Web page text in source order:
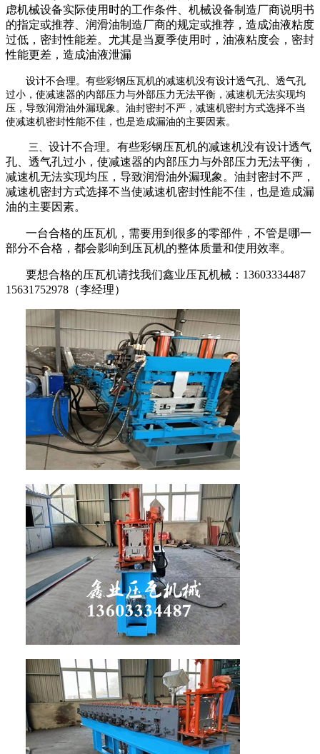
虑机械设备实际使用时的工作条件、机械设备制造厂商说明书
的指定或推荐、润滑油制造厂商的规定或推荐，造成油液粘度
过低，密封性能差。尤其是当夏季使用时，油液粘度会，密封
性能更差，造成油液泄漏
设计不合理。有些彩钢压瓦机的减速机没有设计透气孔、透气孔
过小，使减速器的内部压力与外部压力无法平衡，减速机无法实现均
压，导致润滑油外漏现象。油封密封不严，减速机密封方式选择不当
使减速机密封性能不佳，也是造成漏油的主要因素。
三、 设计不合理。有些彩钢压瓦机的减速机没有设计透气
孔、透气孔过小，使减速器的内部压力与外部压力无法平衡，
减速机无法实现均压，导致润滑油外漏现象。油封密封不严，
减速机密封方式选择不当使减速机密封性能不佳，也是造成漏
油的主要因素。
一台合格的压瓦机，需要用到很多的零部件，不管是哪一
部分不合格，都会影响到压瓦机的整体质量和使用效率。
要想合格的压瓦机请找我们鑫业压瓦机械：13603334487
15631752978（李经理）